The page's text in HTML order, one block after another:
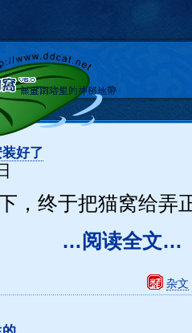
好了
，终于把猫窝给弄
…阅读全文…
杂文